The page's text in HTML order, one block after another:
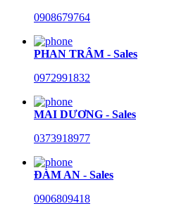
0908679764
PHAN TRÂM - Sales
0972991832
MAI DƯƠNG - Sales
0373918977
ĐÀM AN - Sales
0906809418